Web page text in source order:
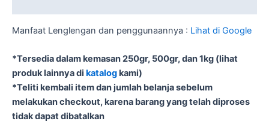
Manfaat Lenglengan dan penggunaannya : Lihat di Google
*Tersedia dalam kemasan 250gr, 500gr, dan 1kg (lihat
produk lainnya di katalogkami)
*Teliti kembali item dan jumlah belanja sebelum
melakukan checkout, karena barang yang telah diproses
tidak dapat dibatalkan